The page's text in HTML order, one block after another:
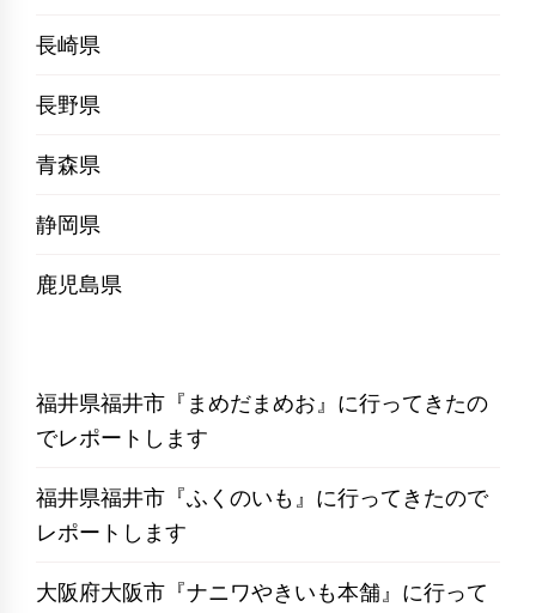
長崎県
長野県
青森県
静岡県
鹿児島県
福井県福井市『まめだまめお』に行ってきたの
でレポートします
福井県福井市『ふくのいも』に行ってきたので
レポートします
大阪府大阪市『ナニワやきいも本舗』に行って